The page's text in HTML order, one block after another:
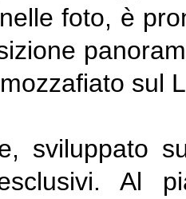
foto, è
sul
sviluppato
Al